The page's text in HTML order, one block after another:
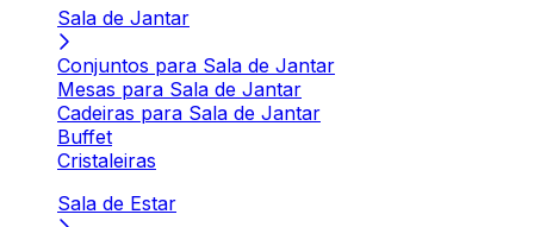
Sala de Jantar
Conjuntos para Sala de Jantar
Mesas para Sala de Jantar
Cadeiras para Sala de Jantar
Buffet
Cristaleiras
Sala de Estar